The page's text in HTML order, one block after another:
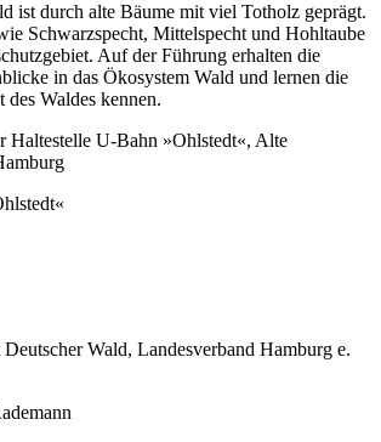
ist durch alte Bäume mit viel Totholz geprägt.
Schwarzspecht, Mittelspecht und Hohltaube
Auf der Führung erhalten die
in das Ökosystem Wald und lernen die
Waldes kennen.
Haltestelle U-Bahn »Ohlstedt«, Alte
Wald, Landesverband Hamburg e.